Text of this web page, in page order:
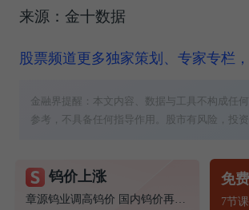
来源：金十数据
股票频道更多独家策划、专家专栏
金融界提醒：本文内容、数据与工具不构成任何
参考，不具备任何指导作用。股市有风险，投
钨价上涨
章源钨业调高钨价 国内钨价再现涨价迹象
免
7节